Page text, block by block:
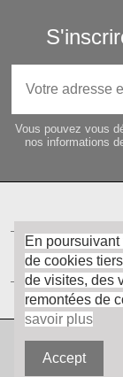
Vous pouvez vous
nos informations
En
de cookies
de visites, des
remontées de
savoir plus
Accept